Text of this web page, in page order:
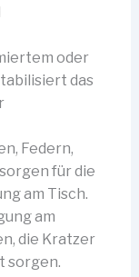
oder
das
Federn,
für die
am Tisch.
am
die Kratzer
sorgen.